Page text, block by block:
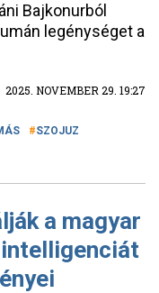
Bajkonurból
legénységet a
2025. NOVEMBER 29. 19:27
SZOJUZ
a magyar